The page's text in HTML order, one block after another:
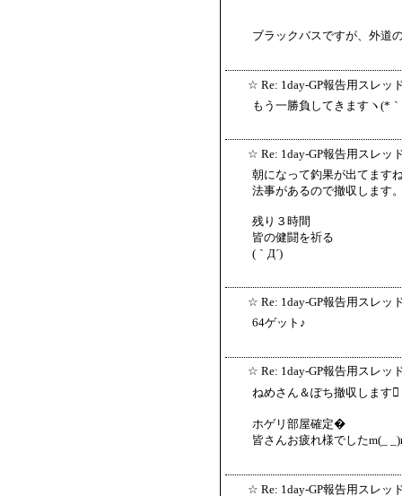
ブラックバスですが、外道
☆ Re: 1day-GP報告用スレッ
もう一勝負してきますヽ(*
☆ Re: 1day-GP報告用スレッ
朝になって釣果が出てます
法事があるので撤収します
残り３時間
皆の健闘を祈る
(｀Д´)ゝ
☆ Re: 1day-GP報告用スレッ
64ゲット♪
☆ Re: 1day-GP報告用スレッ
ねめさん＆ぽち撤収します
ホゲリ部屋確定�
皆さんお疲れ様でしたm(_
☆ Re: 1day-GP報告用スレッ